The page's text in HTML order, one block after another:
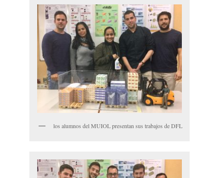
los alumnos del MUIOL presentan sus trabajos de DFL